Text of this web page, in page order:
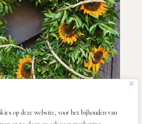
op deze website, voor het bijhouden van